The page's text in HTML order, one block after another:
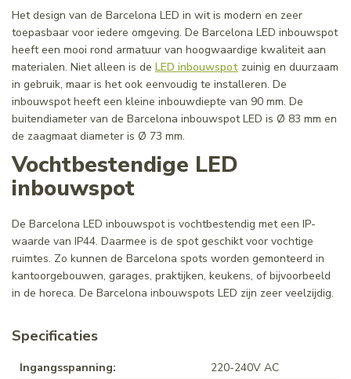
Het design van de Barcelona LED in wit is modern en zeer
toepasbaar voor iedere omgeving. De Barcelona LED inbouwspot
heeft een mooi rond armatuur van hoogwaardige kwaliteit aan
materialen. Niet alleen is de LED inbouwspot zuinig en duurzaam
in gebruik, maar is het ook eenvoudig te installeren. De
inbouwspot heeft een kleine inbouwdiepte van 90 mm. De
buitendiameter van de Barcelona inbouwspot LED is Ø 83 mm en
de zaagmaat diameter is Ø 73 mm.
Vochtbestendige LED
inbouwspot
De Barcelona LED inbouwspot is vochtbestendig met een IP-
waarde van IP44. Daarmee is de spot geschikt voor vochtige
ruimtes. Zo kunnen de Barcelona spots worden gemonteerd in
kantoorgebouwen, garages, praktijken, keukens, of bijvoorbeeld
in de horeca. De Barcelona inbouwspots LED zijn zeer veelzijdig.
Specificaties
Ingangsspanning:
220-240V AC